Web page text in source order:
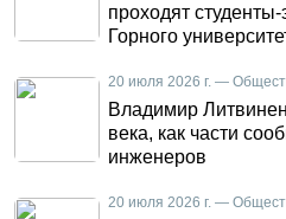
проходят студенты-
Горного
20 июля 2026 г. —
Владимир
века, как части
инженеров
20 июля 2026 г. —